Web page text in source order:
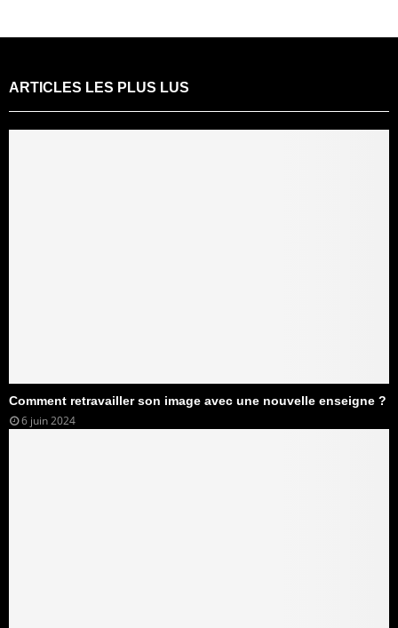
ARTICLES LES PLUS LUS
Comment retravailler son image avec une nouvelle enseigne ?
6 juin 2024